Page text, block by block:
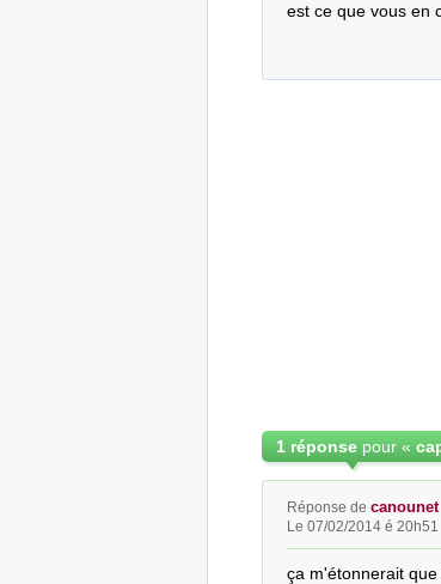
est ce que vous en
1 réponse pour «
Réponse de canounet
Le 07/02/2014 é 20h51
ça m'étonnerait